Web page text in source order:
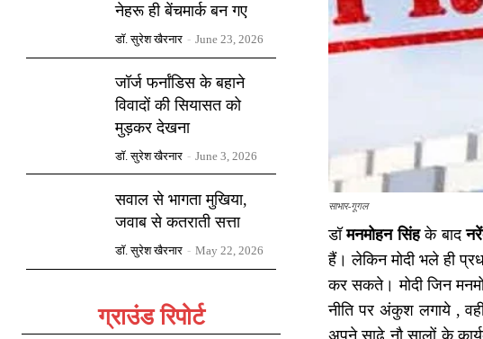
नेहरू ही बेंचमार्क बन गए
डॉ. सुरेश खैरनार - June 23, 2026
जॉर्ज फर्नांडिस के बहाने
विवादों की सियासत को
मुड़कर देखना
डॉ. सुरेश खैरनार - June 3, 2026
सवाल से भागता मुखिया,
जवाब से कतराती सत्ता
डॉ. सुरेश खैरनार - May 22, 2026
ग्राउंड रिपोर्ट
साभार-गूगल
डॉमनमोहन सिंहके बाद
हैं। लेकिन मोदी भले ही
कर सकते। मोदी जिन
नीति पर अंकुश लगाये ,